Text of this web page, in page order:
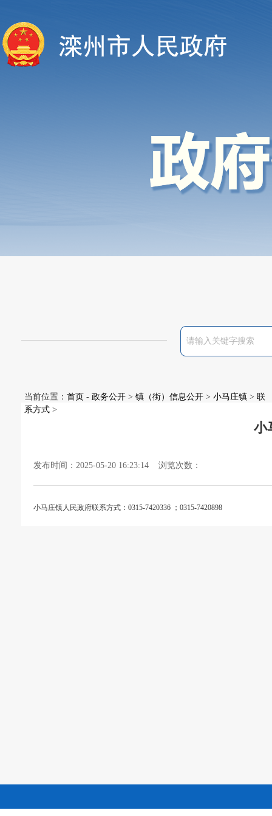
当前位置： 首页 - 政务公开 > 镇（街）信息公开 > 小马庄镇 > 联
系方式 >
小
发布时间：2025-05-20 16:23:14 浏览次数：
小马庄镇人民政府联系方式：0315-7420336 ； 0315-7420898